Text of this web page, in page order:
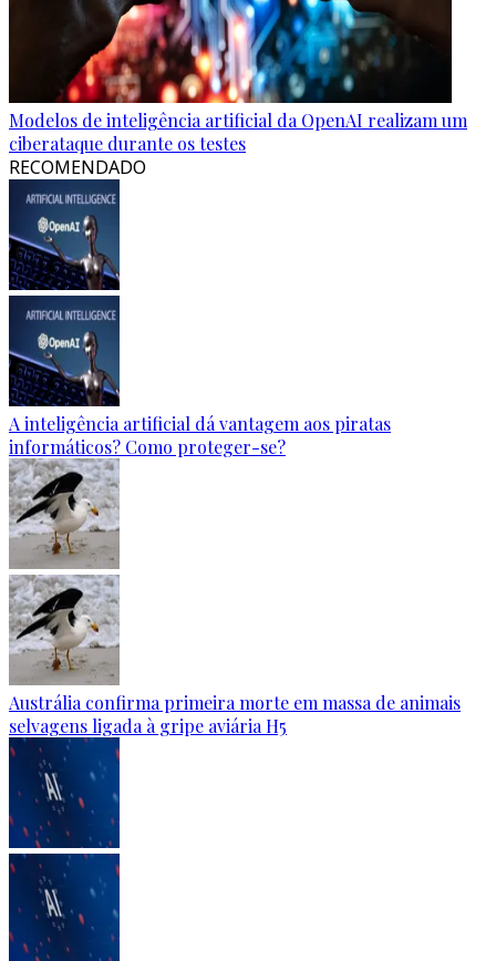
Modelos de inteligência artificial da OpenAI realizam um
ciberataque durante os testes
RECOMENDADO
A inteligência artificial dá vantagem aos piratas
informáticos? Como proteger-se?
Austrália confirma primeira morte em massa de animais
selvagens ligada à gripe aviária H5